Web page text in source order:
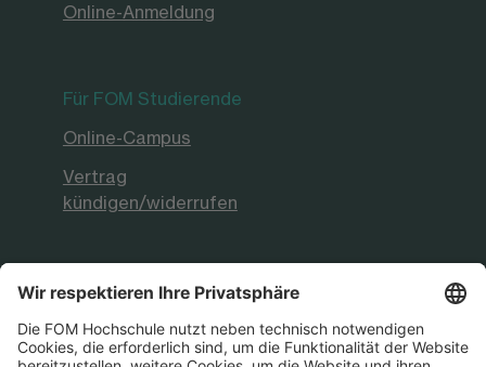
Online-Anmeldung
Für FOM Studierende
Online-Campus
Vertrag
kündigen/widerrufen
FOM Hochschule
Aktuelles & Presse